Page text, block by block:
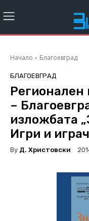
Начало Благоевград
БЛАГОЕВГРАД
Регионален
–
изложбата
Игри и
By Д. Христовски